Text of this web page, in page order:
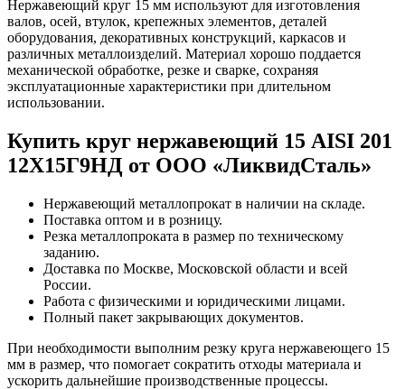
Нержавеющий круг 15 мм используют для изготовления
валов, осей, втулок, крепежных элементов, деталей
оборудования, декоративных конструкций, каркасов и
различных металлоизделий. Материал хорошо поддается
механической обработке, резке и сварке, сохраняя
эксплуатационные характеристики при длительном
использовании.
Купить круг нержавеющий 15 AISI 201
12Х15Г9НД от ООО «ЛиквидСталь»
Нержавеющий металлопрокат в наличии на складе.
Поставка оптом и в розницу.
Резка металлопроката в размер по техническому
заданию.
Доставка по Москве, Московской области и всей
России.
Работа с физическими и юридическими лицами.
Полный пакет закрывающих документов.
При необходимости выполним резку круга нержавеющего 15
мм в размер, что помогает сократить отходы материала и
ускорить дальнейшие производственные процессы.